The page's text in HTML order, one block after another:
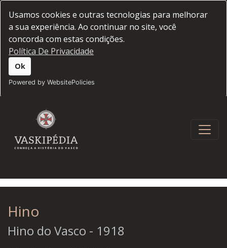
Usamos cookies e outras tecnologias para melhorar
a sua experiência. Ao continuar no site, você
concorda com estas condições.
Política De Privacidade
Ok
Powered by WebsitePolicies
Hino
Hino do Vasco - 1918